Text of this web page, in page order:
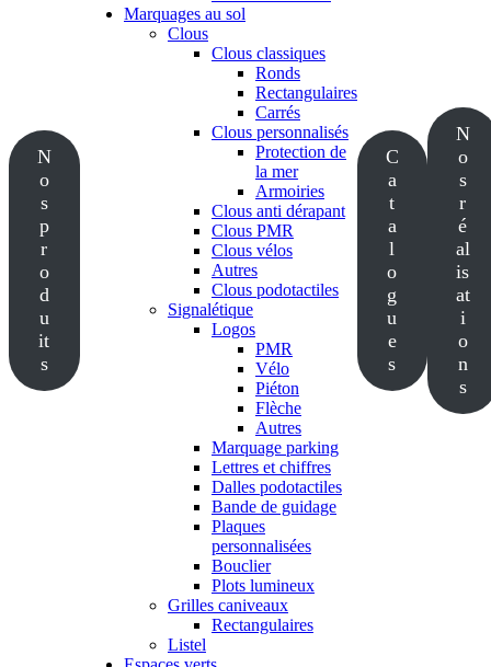
N
o
s
p
r
o
d
u
it
s
Marquages au sol
Clous
Clous classiques
Ronds
Rectangulaires
Carrés
Clous personnalisés
Protection de
la mer
Armoiries
Clous anti dérapant
Clous PMR
Clous vélos
Autres
Clous podotactiles
Signalétique
Logos
PMR
Vélo
Piéton
Flèche
Autres
Marquage parking
Lettres et chiffres
Dalles podotactiles
Bande de guidage
Plaques
personnalisées
Bouclier
Plots lumineux
Grilles caniveaux
Rectangulaires
Listel
C
a
t
a
l
o
g
u
e
s
N
o
s
r
é
al
is
at
i
o
n
s